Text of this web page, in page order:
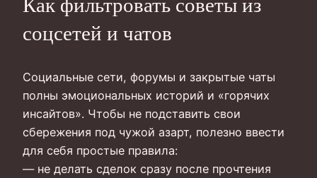
Как фильтровать советы из
соцсетей и чатов
Социальные сети, форумы и закрытые чаты
полны эмоциональных историй и «горячих
инсайтов». Чтобы не подставить свои
сбережения под чужой азарт, полезно ввести
для себя простые правила:
— не делать сделок сразу после прочтения